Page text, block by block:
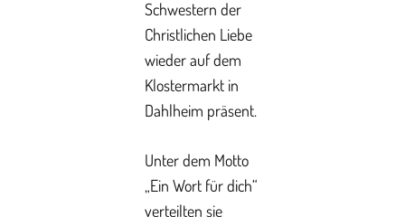
Schwestern der
Christlichen Liebe
wieder auf dem
Klostermarkt in
Dahlheim präsent.
Unter dem Motto
„Ein Wort für dich“
verteilten sie